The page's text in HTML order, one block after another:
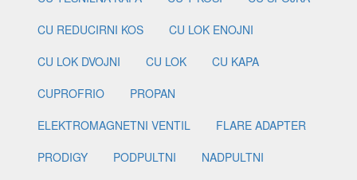
CU REDUCIRNI KOS
CU LOK ENOJNI
CU LOK DVOJNI
CU LOK
CU KAPA
CUPROFRIO
PROPAN
ELEKTROMAGNETNI VENTIL
FLARE ADAPTER
PRODIGY
PODPULTNI
NADPULTNI